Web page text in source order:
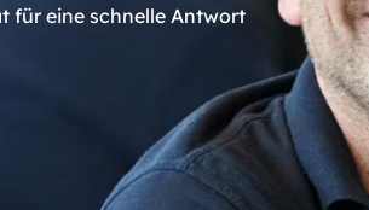
für eine schnelle Antwort